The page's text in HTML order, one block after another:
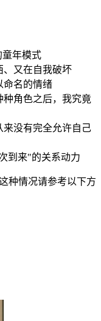
年模式
又在自我破坏
命名的情绪
角色之后，我究竟
没有完全允许自己
到来"的关系动力
种情况请参考以下方